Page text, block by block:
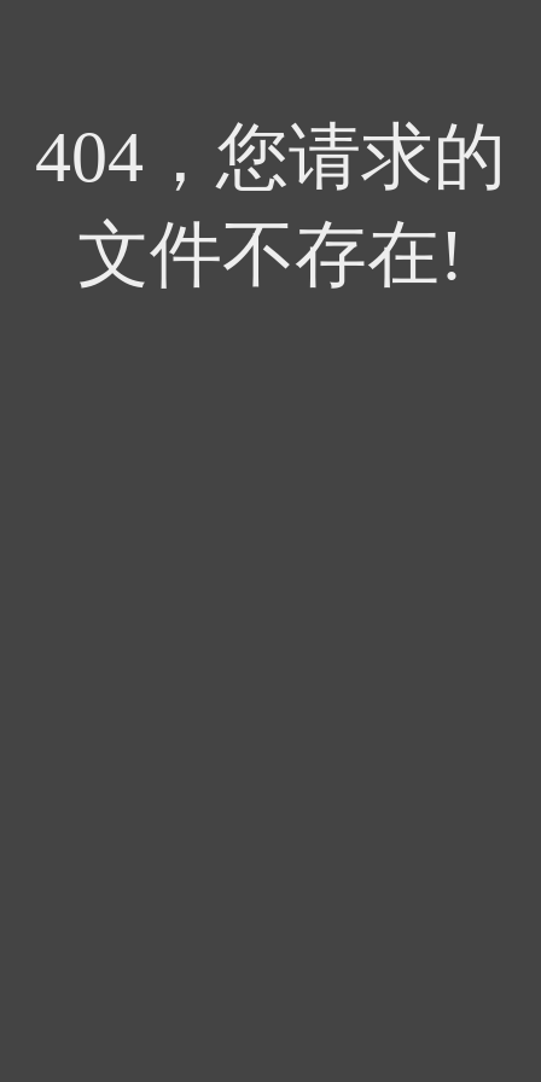
404，您请求的
文件不存在!